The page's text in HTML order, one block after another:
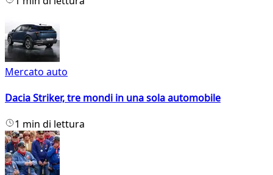
Mercato auto
Dacia Striker, tre mondi in una sola automobile
1 min di lettura